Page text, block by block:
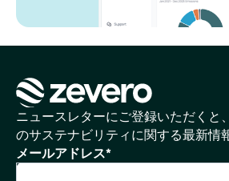
ホームページ
ニュースレターにご登録いただくと
のサステナビリティに関する最新情
メールアドレス*